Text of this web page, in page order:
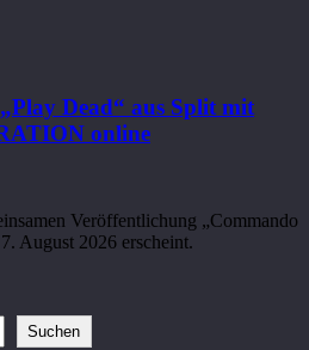
Dead“ aus Split mit
online
Veröffentlichung „Commando
August 2026 erscheint.
Suchen